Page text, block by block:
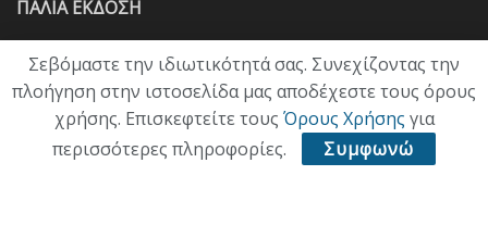
ΠΑΛΙΑ ΕΚΔΟΣΗ
Σεβόμαστε την ιδιωτικότητά σας. Συνεχίζοντας την
πλοήγηση στην ιστοσελίδα μας αποδέχεστε τους όρους
χρήσης. Επισκεφτείτε τους Όρους Χρήσης για
περισσότερες πληροφορίες.
Συμφωνώ